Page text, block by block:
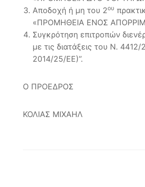
Αποδοχή ή μη του 2ου
«ΠΡΟΜΗΘΕΙΑ ΕΝΟΣ
Συγκρότηση επιτροπών
με τις διατάξεις του Ν.
2014/25/ΕΕ)’’.
Ο ΠΡΟΕΔΡΟΣ
ΚΟΛΙΑΣ ΜΙΧΑΗΛ